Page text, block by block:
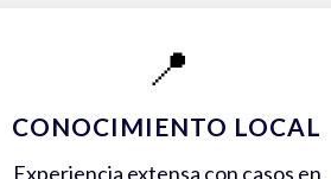
📍
CONOCIMIENTO LOCAL
Experiencia extensa con casos en